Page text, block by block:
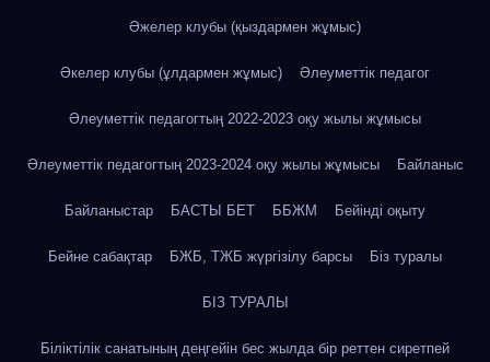
Әжелер клубы (қыздармен жұмыс)
Әкелер клубы (ұлдармен жұмыс) Әлеуметтік педагог
Әлеуметтік педагогтың 2022-2023 оқу жылы жұмысы
Әлеуметтік педагогтың 2023-2024 оқу жылы жұмысы Байланыс
Байланыстар БАСТЫ БЕТ ББЖМ Бейінді оқыту
Бейне сабақтар БЖБ, ТЖБ жүргізілу барсы Біз туралы
БІЗ ТУРАЛЫ
Біліктілік санатының деңгейін бес жылда бір реттен сиретпей